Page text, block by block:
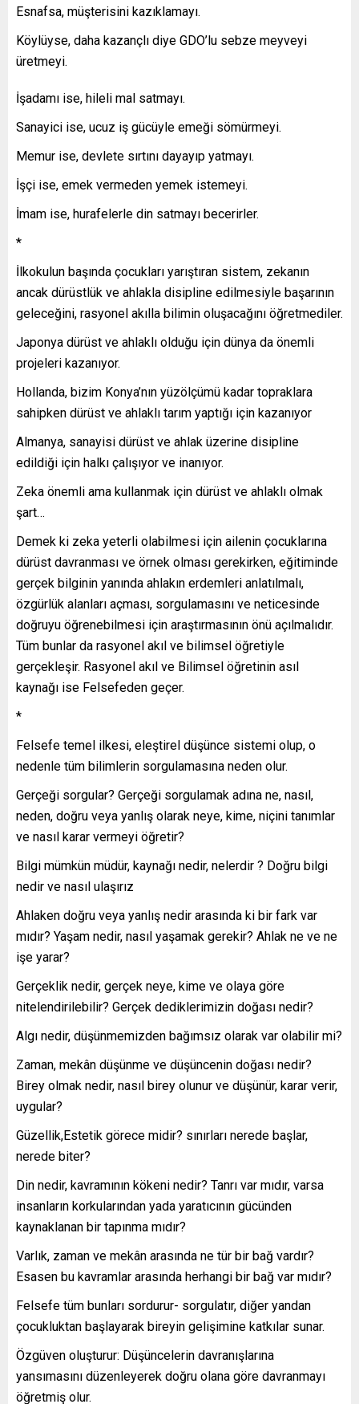
Esnafsa, müşterisini kazıklamayı.
Köylüyse, daha kazançlı diye GDO’lu sebze meyveyi
üretmeyi.
İşadamı ise, hileli mal satmayı.
Sanayici ise, ucuz iş gücüyle emeği sömürmeyi.
Memur ise, devlete sırtını dayayıp yatmayı.
İşçi ise, emek vermeden yemek istemeyi.
İmam ise, hurafelerle din satmayı becerirler.
*
İlkokulun başında çocukları yarıştıran sistem, zekanın
ancak dürüstlük ve ahlakla disipline edilmesiyle başarının
geleceğini, rasyonel akılla bilimin oluşacağını öğretmediler.
Japonya dürüst ve ahlaklı olduğu için dünya da önemli
projeleri kazanıyor.
Hollanda, bizim Konya’nın yüzölçümü kadar topraklara
sahipken dürüst ve ahlaklı tarım yaptığı için kazanıyor
Almanya, sanayisi dürüst ve ahlak üzerine disipline
edildiği için halkı çalışıyor ve inanıyor.
Zeka önemli ama kullanmak için dürüst ve ahlaklı olmak
şart…
Demek ki zeka yeterli olabilmesi için ailenin çocuklarına
dürüst davranması ve örnek olması gerekirken, eğitiminde
gerçek bilginin yanında ahlakın erdemleri anlatılmalı,
özgürlük alanları açması, sorgulamasını ve neticesinde
doğruyu öğrenebilmesi için araştırmasının önü açılmalıdır.
Tüm bunlar da rasyonel akıl ve bilimsel öğretiyle
gerçekleşir. Rasyonel akıl ve Bilimsel öğretinin asıl
kaynağı ise Felsefeden geçer.
*
Felsefe temel ilkesi, eleştirel düşünce sistemi olup, o
nedenle tüm bilimlerin sorgulamasına neden olur.
Gerçeği sorgular? Gerçeği sorgulamak adına ne, nasıl,
neden, doğru veya yanlış olarak neye, kime, niçini tanımlar
ve nasıl karar vermeyi öğretir?
Bilgi mümkün müdür, kaynağı nedir, nelerdir ? Doğru bilgi
nedir ve nasıl ulaşırız
Ahlaken doğru veya yanlış nedir arasında ki bir fark var
mıdır? Yaşam nedir, nasıl yaşamak gerekir? Ahlak ne ve ne
işe yarar?
Gerçeklik nedir, gerçek neye, kime ve olaya göre
nitelendirilebilir? Gerçek dediklerimizin doğası nedir?
Algı nedir, düşünmemizden bağımsız olarak var olabilir mi?
Zaman, mekân düşünme ve düşüncenin doğası nedir?
Birey olmak nedir, nasıl birey olunur ve düşünür, karar verir,
uygular?
Güzellik,Estetik görece midir? sınırları nerede başlar,
nerede biter?
Din nedir, kavramının kökeni nedir? Tanrı var mıdır, varsa
insanların korkularından yada yaratıcının gücünden
kaynaklanan bir tapınma mıdır?
Varlık, zaman ve mekân arasında ne tür bir bağ vardır?
Esasen bu kavramlar arasında herhangi bir bağ var mıdır?
Felsefe tüm bunları sordurur- sorgulatır, diğer yandan
çocukluktan başlayarak bireyin gelişimine katkılar sunar.
Özgüven oluşturur: Düşüncelerin davranışlarına
yansımasını düzenleyerek doğru olana göre davranmayı
öğretmiş olur.